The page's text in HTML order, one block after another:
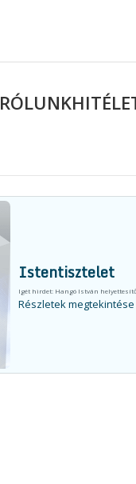
RÓLUNK
Istentisztelet
Igét hirdet: Hangó István
Részletek megtekintése